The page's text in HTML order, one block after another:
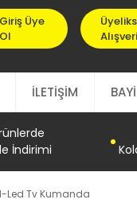
Giriş Üye
Ol
İLETİŞİM
İndirimi
Led Tv Kumanda